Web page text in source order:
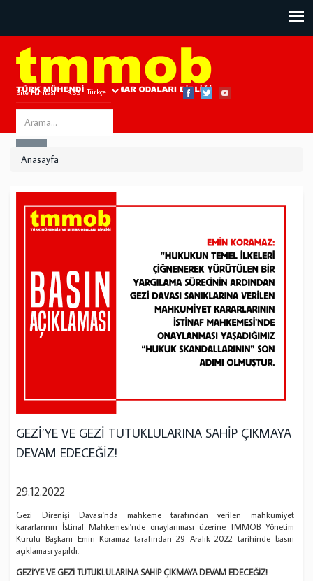
Site Haritası RSS Bize Ulaşın
Search
this
Anasayfa
GEZİ’YE VE GEZİ TUTUKLULARINA SAHİP ÇIKMAYA
DEVAM EDECEĞİZ!
29.12.2022
Gezi Direnişi Davası'nda mahkeme tarafından verilen mahkumiyet
kararlarının İstinaf Mahkemesi'nde onaylanması üzerine TMMOB Yönetim
Kurulu Başkanı Emin Koramaz tarafından 29 Aralık 2022 tarihinde basın
açıklaması yapıldı.
GEZİ’YE VE GEZİ TUTUKLULARINA SAHİP ÇIKMAYA DEVAM EDECEĞİZ!